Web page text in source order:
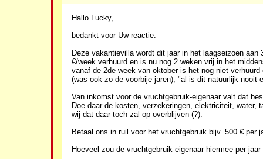
Hallo Lucky,
bedankt voor Uw reactie.
Deze vakantievilla wordt dit jaar in het laagseizoen
€/week verhuurd en is nu nog 2 weken vrij in het
vanaf de 2de week van oktober is het nog niet
(was ook zo de voorbije jaren), "al is dit natuurlijk nooit
Van inkomst voor de vruchtgebruik-eigenaar valt dat
Doe daar de kosten, verzekeringen, elektriciteit,
wij dat daar toch zal op overblijven (?).
Betaal ons in ruil voor het vruchtgebruik bijv. 500 € per
Hoeveel zou de vruchtgebruik-eigenaar hiermee per